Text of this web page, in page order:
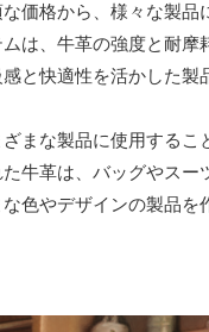
価格から、様々な製
は、牛革の強度と耐
と快適性を活かした製
まな製品に使用する
牛革は、バッグやス
色やデザインの製品を